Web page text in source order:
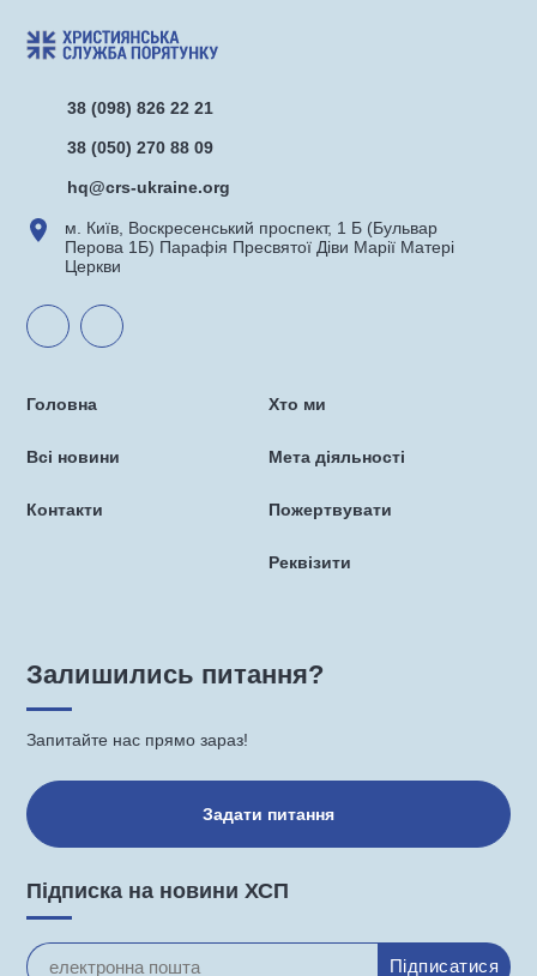
38 (098) 826 22 21
38 (050) 270 88 09
hq@crs-ukraine.org
м. Київ, Воскресенський проспект, 1 Б (Бульвар
Перова 1Б) Парафія Пресвятої Діви Марії Матері
Церкви
Головна
Всі новини
Контакти
Хто ми
Мета діяльності
Пожертвувати
Реквізити
Залишились питання?
Запитайте нас прямо зараз!
Задати питання
Підписка на новини ХСП